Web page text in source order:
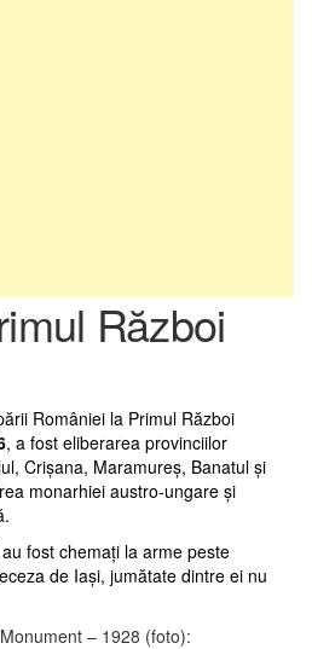
Război
României la Primul Război
, a fost eliberarea provinciilor
Crişana, Maramureş, Banatul şi
monarhiei austro-ungare şi
fost chemaţi la arme peste
de Iaşi, jumătate dintre ei nu
1928 (foto):